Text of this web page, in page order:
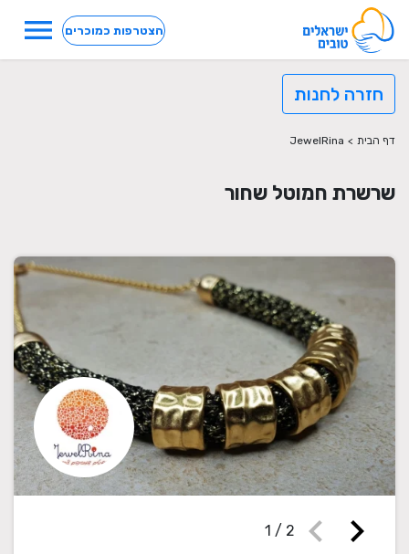
הצטרפות כמוכרים menu
חזרה לחנות
דף הבית >
JewelRina
שרשרת חמוטל שחור
chevron_right
chevron_left
1 / 2